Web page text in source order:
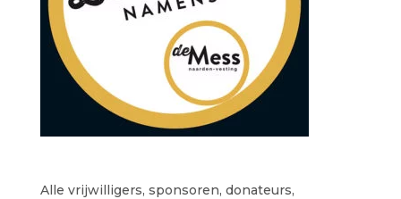
Alle vrijwilligers, sponsoren, donateurs,